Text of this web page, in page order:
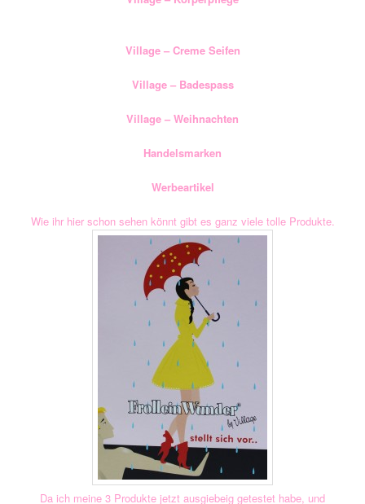
Village – Creme Seifen
Village – Badespass
Village – Weihnachten
Handelsmarken
Werbeartikel
Wie ihr hier schon sehen könnt gibt es ganz viele tolle Produkte.
Da ich meine 3 Produkte jetzt ausgiebeig getestet habe, und